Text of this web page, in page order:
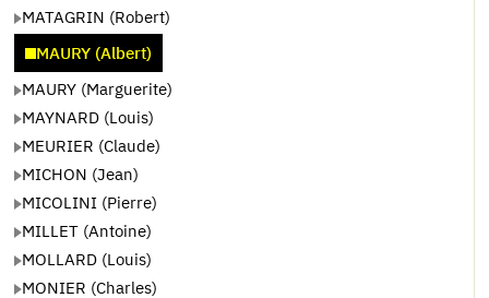
MATAGRIN (Robert)
MAURY (Albert)
MAURY (Marguerite)
MAYNARD (Louis)
MEURIER (Claude)
MICHON (Jean)
MICOLINI (Pierre)
MILLET (Antoine)
MOLLARD (Louis)
MONIER (Charles)